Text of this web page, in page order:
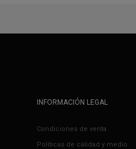
INFORMACIÓN LEGAL
Condiciones de venta
Políticas de calidad y medio